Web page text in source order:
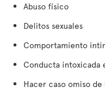
Abuso físico
Delitos sexuales
Comportamiento
Conducta intoxicada
Hacer caso omiso